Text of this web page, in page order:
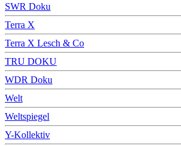
SWR Doku
Terra X
Terra X Lesch & Co
TRU DOKU
WDR Doku
Welt
Weltspiegel
Y-Kollektiv